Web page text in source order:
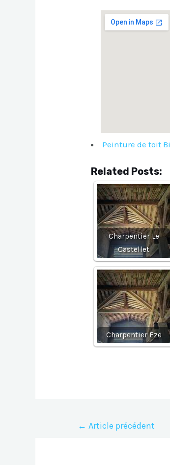
Peinture de toit
Related Posts:
Charpentier Le
Castellet
Charpentier Eze
Navigation
← Article précédent